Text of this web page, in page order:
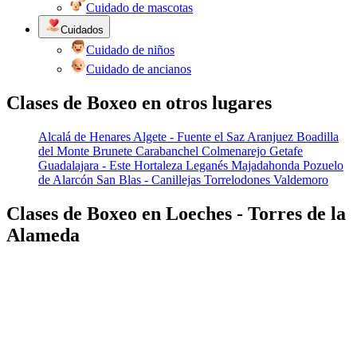
Cuidado de mascotas
Cuidados
Cuidado de niños
Cuidado de ancianos
Clases de Boxeo en otros lugares
Alcalá de Henares Algete - Fuente el Saz Aranjuez Boadilla
del Monte Brunete Carabanchel Colmenarejo Getafe
Guadalajara - Este Hortaleza Leganés Majadahonda Pozuelo
de Alarcón San Blas - Canillejas Torrelodones Valdemoro
Clases de Boxeo en Loeches - Torres de la
Alameda